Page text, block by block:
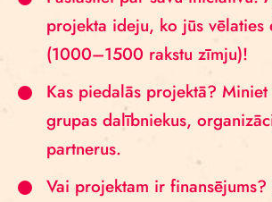
projekta ideju, ko jūs vēlaties
(1000–1500 rakstu zīmju)!
Kas piedalās projektā?
grupas dalībniekus,
partnerus.
Vai projektam ir